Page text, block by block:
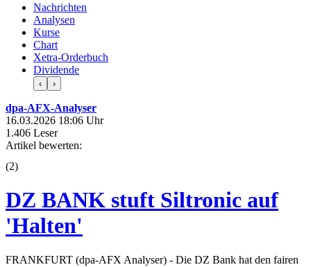
Nachrichten
Analysen
Kurse
Chart
Xetra-Orderbuch
Dividende
‹ ›
dpa-AFX-Analyser
16.03.2026 18:06 Uhr
1.406 Leser
Artikel bewerten:
(2)
DZ BANK stuft Siltronic auf
'Halten'
FRANKFURT (dpa-AFX Analyser) - Die DZ Bank hat den fairen